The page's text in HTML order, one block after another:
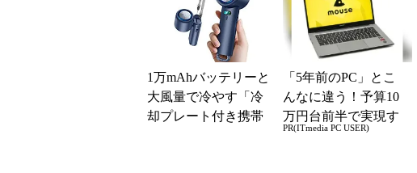
1万mAhバッテリーと
大風量で冷やす「冷
却プレート付き携帯
「5年前のPC」とこ
んなに違う！予算10
万円台前半で実現す
る快適PCライフ
PR(ITmedia PC USER)